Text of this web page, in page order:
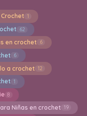
1
62
en crochet 6
6
a crochet 12
1
8
Niñas en crochet 19